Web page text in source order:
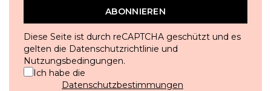
ABONNIEREN
Diese Seite ist durch reCAPTCHA geschützt und es
gelten die Datenschutzrichtlinie und
Nutzungsbedingungen.
Ich habe die
Datenschutzbestimmungen